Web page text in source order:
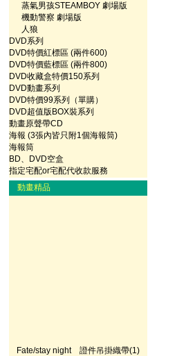
蒸氣男孩STEAMBOY 劇場版
機動警察 劇場版
人狼
DVD系列
DVD特價紅標區 (兩件600)
DVD特價藍標區 (兩件800)
DVD收藏盒特價150系列
DVD動畫系列
DVD特價99系列（單購）
DVD超值版BOX裝系列
動畫原聲帶CD
海報 (3張內皆只附1個海報筒)
海報筒
BD、DVD空盒
指定宅配or宅配代收款服務
動畫精品
Fate/stay night 證件吊掛織帶(1)